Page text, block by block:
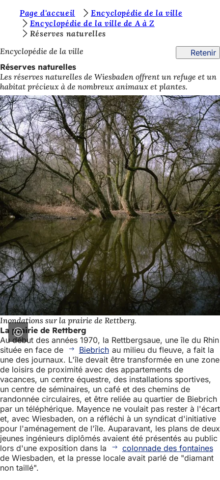
Accéder au contenu
u
s
ê
t
e
s
i
c
i
:
Page d'accueil
Encyclopédie de la ville
Encyclopédie de la ville de A à Z
Réserves naturelles
Encyclopédie de la ville
Retenir
Réserves naturelles
Les réserves naturelles de Wiesbaden offrent un refuge et un
habitat précieux à de nombreux animaux et plantes.
Inondations sur la prairie de Rettberg.
La prairie de Rettberg
Au début des années 1970, la Rettbergsaue, une île du Rhin
située en face de
Biebrich au milieu du fleuve, a fait la
une des journaux. L'île devait être transformée en une zone
de loisirs de proximité avec des appartements de
vacances, un centre équestre, des installations sportives,
un centre de séminaires, un café et des chemins de
randonnée circulaires, et être reliée au quartier de Biebrich
par un téléphérique. Mayence ne voulait pas rester à l'écart
et, avec Wiesbaden, on a réfléchi à un syndicat d'initiative
pour l'aménagement de l'île. Auparavant, les plans de deux
jeunes ingénieurs diplômés avaient été présentés au public
lors d'une exposition dans la
colonnade des fontaines
de Wiesbaden, et la presse locale avait parlé de "diamant
non taillé".